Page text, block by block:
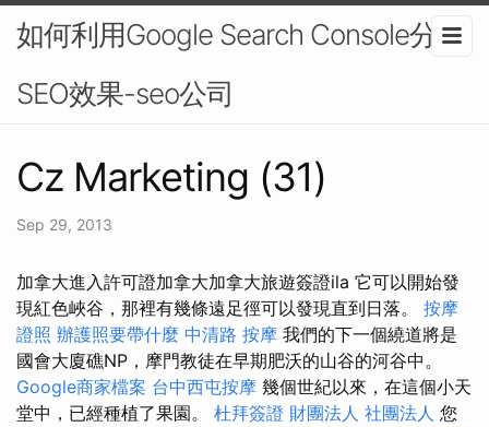
如何利用Google Search Console分析
SEO效果-seo公司
Cz Marketing (31)
Sep 29, 2013
加拿大進入許可證加拿大加拿大旅遊簽證ila 它可以開始發
現紅色峽谷，那裡有幾條遠足徑可以發現直到日落。 按摩
證照 辦護照要帶什麼 中清路 按摩 我們的下一個繞道將是
國會大廈礁NP，摩門教徒在早期肥沃的山谷的河谷中。
Google商家檔案 台中西屯按摩 幾個世紀以來，在這個小天
堂中，已經種植了果園。 杜拜簽證 財團法人 社團法人 您